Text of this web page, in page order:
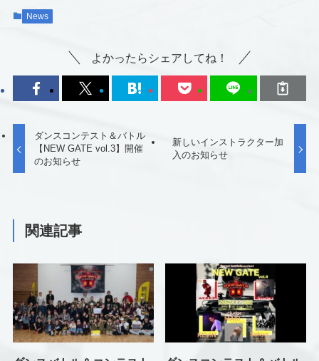
News
よかったらシェアしてね！
ダンスコンテスト＆バトル
【NEW GATE vol.3】開催
のお知らせ
新しいインストラクター加
入のお知らせ
関連記事